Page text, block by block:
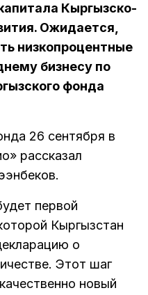
Кыргызско-
Ожидается,
низкопроцентные
бизнесу по
фонда
26 сентября в
рассказал
первой
Кыргызстан
о
Этот шаг
новый